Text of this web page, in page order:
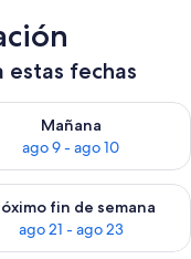
estas fechas
ago 8 - ago 9
Mañana
ago 9 - ago 10
la disponibilidad
semana, ago 14 -
fin de semana
ago 21 - ago 23
la disponibilidad